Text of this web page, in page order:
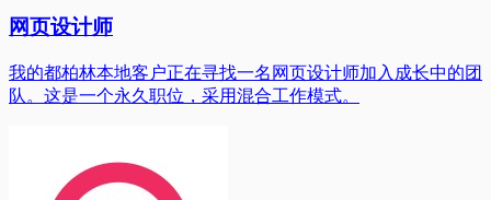
网页设计师
我的都柏林本地客户正在寻找一名网页设计师加入成长中的团
队。这是一个永久职位，采用混合工作模式。